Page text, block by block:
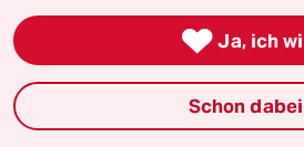
recherchefonds ausland
panterstiftung
 Ja, ich
Schon